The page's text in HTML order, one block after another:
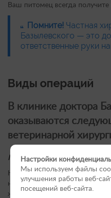
Ваш питомец всегда
Помните! Частная
Базылевского — это
ответственные руки
Виды операций
В клинике доктора
оказываются
ветеринарной
Плановая операция.
Назначается заранее. При
немедленного проведения
жизни. Животное начинают
Настройки
Мы используем файлы
улучшения работы веб-
посещений веб-сайта.